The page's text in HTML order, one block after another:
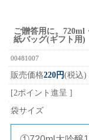
ご贈答用に。720ml
紙バッグ(ギフト用)
00481007
販売価格220円(税込)
[2ポイント進呈 ]
袋サイズ